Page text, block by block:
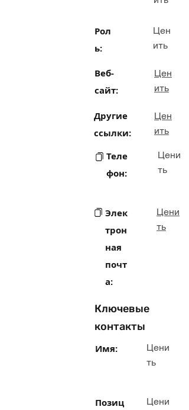
Рол
ь:
Цен
ить
Веб-
сайт:
Цен
ить
Другие
ссылки:
Цен
ить
Теле
фон:
Цени
ть
Элек
трон
ная
почт
а:
Цени
ть
Ключевые
контакты
Имя:
Цени
ть
Позиц
Цени